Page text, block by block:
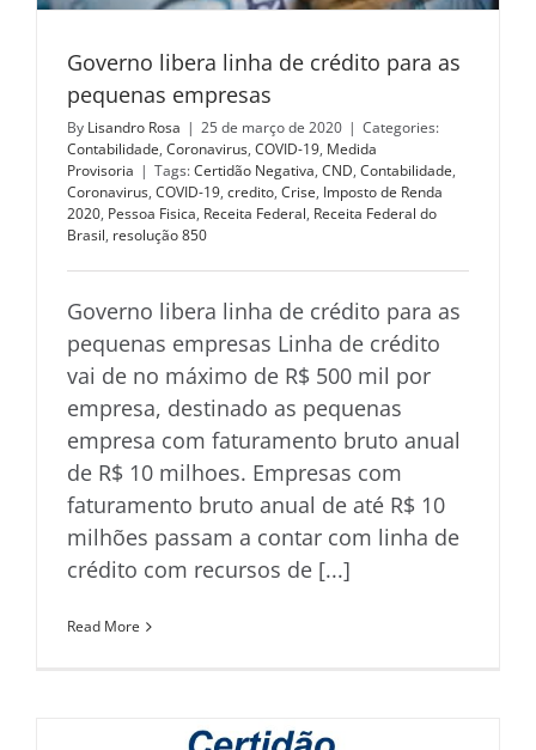
Governo libera linha de crédito para as
pequenas empresas
By Lisandro Rosa | 25 de março de 2020 | Categories:
Contabilidade, Coronavirus, COVID-19, Medida
Provisoria | Tags:Certidão Negativa, CND, Contabilidade,
Coronavirus, COVID-19, credito, Crise, Imposto de Renda
2020, Pessoa Fisica, Receita Federal, Receita Federal do
Brasil, resolução 850
Governo libera linha de crédito para as
pequenas empresas Linha de crédito
vai de no máximo de R$ 500 mil por
empresa, destinado as pequenas
empresa com faturamento bruto anual
de R$ 10 milhoes. Empresas com
faturamento bruto anual de até R$ 10
milhões passam a contar com linha de
crédito com recursos de [...]
Read More